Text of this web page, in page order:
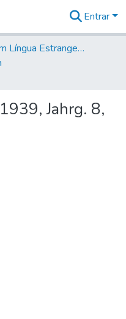
Entrar
Jornais em Língua Estrangeira
Jahrg. 8,